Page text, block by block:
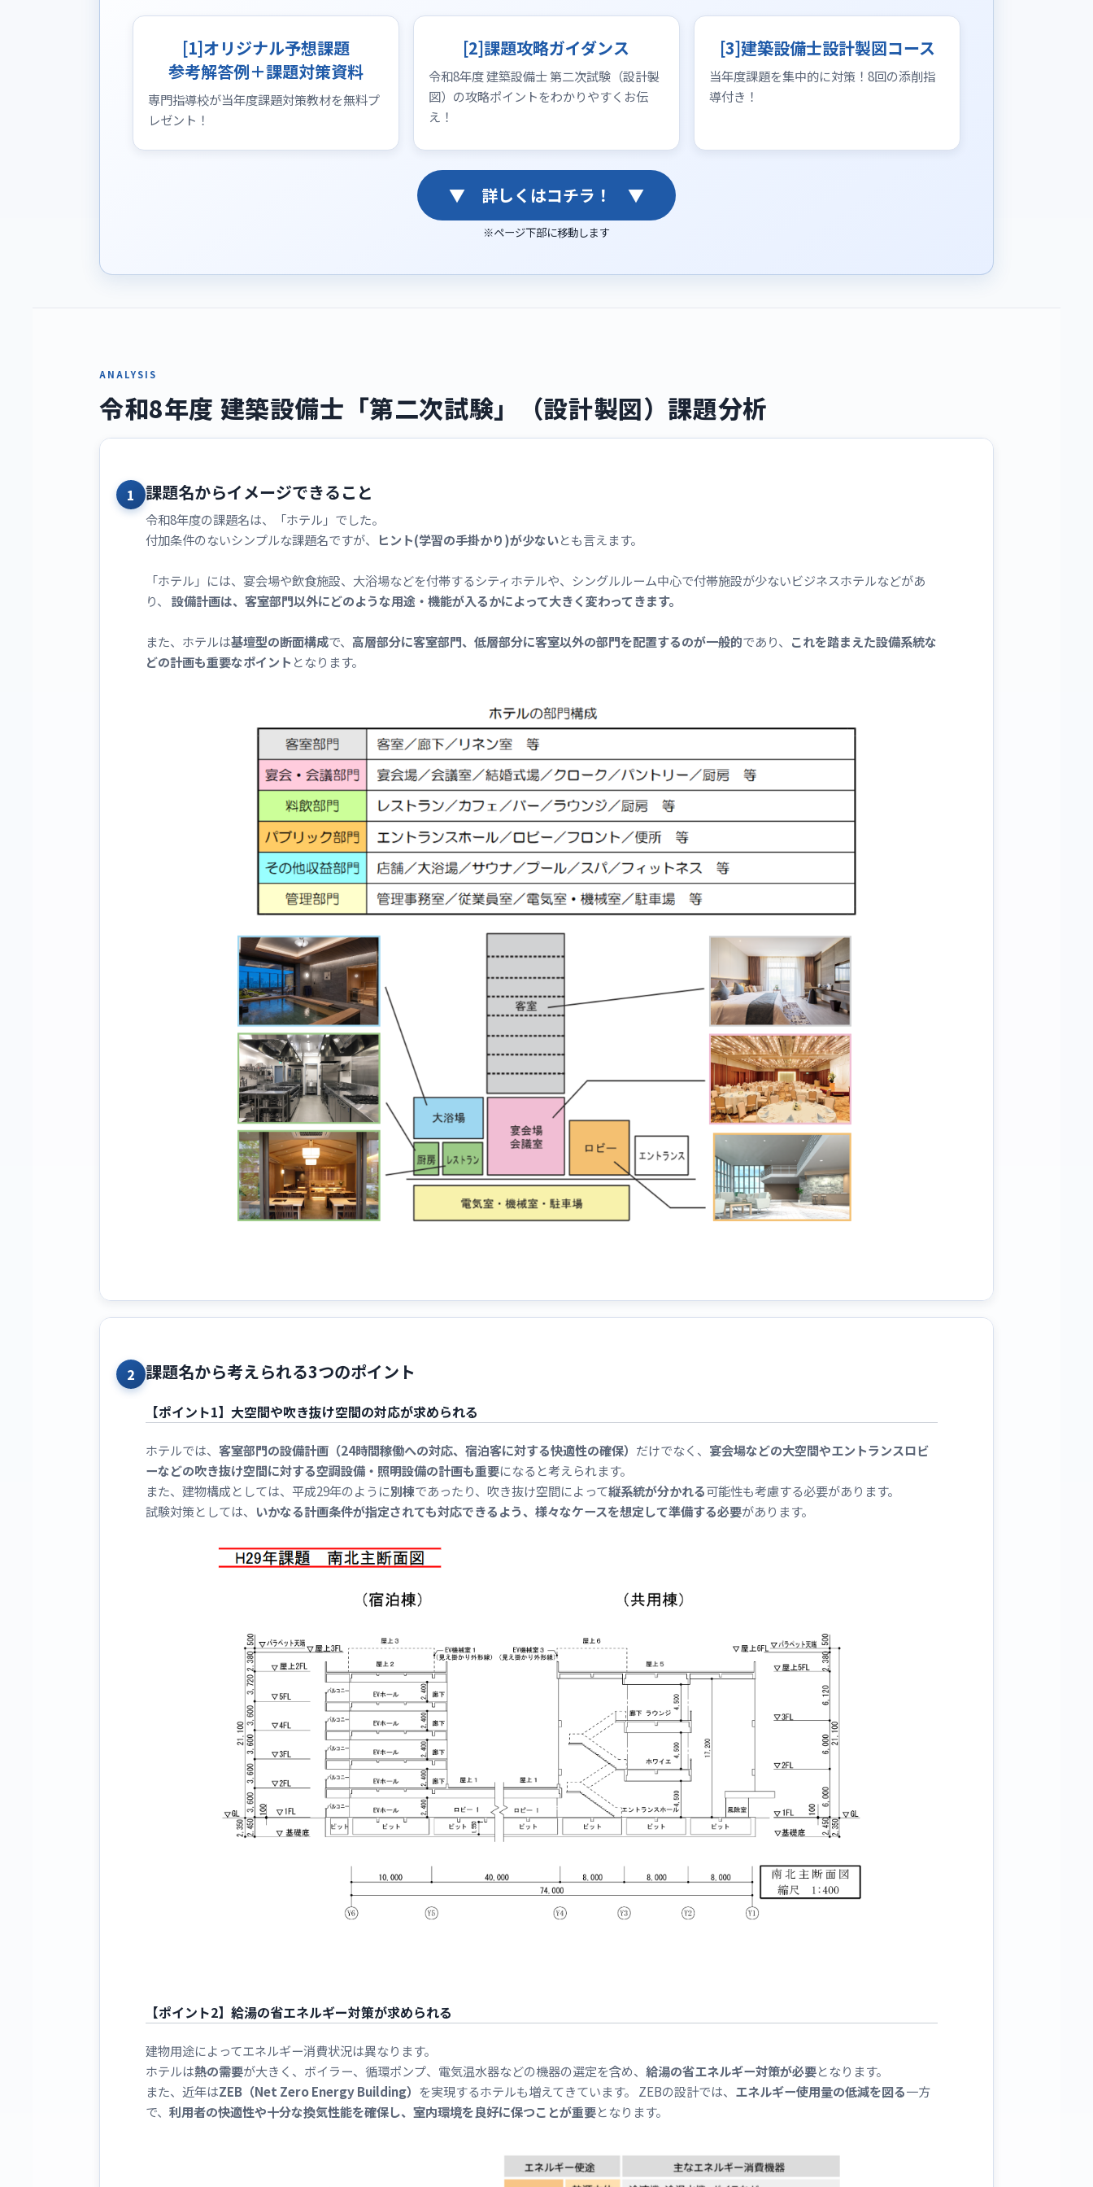
[1]オリジナル予想課題
参考解答例＋課題対策資料
専門指導校が当年度課題対策教材を無料プ
レゼント！
[2]課題攻略ガイダンス
令和8年度 建築設備士 第二次試験（設計製
図）の攻略ポイントをわかりやすくお伝
え！
[3]建築設備士設計製図コース
当年度課題を集中的に対策！8回の添削指
導付き！
▼ 詳しくはコチラ！ ▼
※ページ下部に移動します
ANALYSIS
令和8年度 建築設備士「第二次試験」（設計製図）課題分析
1 課題名からイメージできること
令和8年度の課題名は、「ホテル」でした。
付加条件のないシンプルな課題名ですが、
ヒント(学習の手掛かり)が少ないとも言えます。
「ホテル」には、宴会場や飲食施設、大浴場などを付帯するシティホテルや、シングルルーム中心で付帯施設が少ないビジネスホテルなどがあ
り、 設備計画は、客室部門以外にどのような用途・機能が入るかによって大きく変わってきます。
また、ホテルは基壇型の断面構成で、 高層部分に客室部門、低層部分に客室以外の部門を配置するのが一般的であり、 これを踏まえた設備系統な
どの計画も重要なポイント となります。
2 課題名から考えられる3つのポイント
【ポイント1】大空間や吹き抜け空間の対応が求められる
ホテルでは、 客室部門の設備計画（24時間稼働への対応、宿泊客に対する快適性の確保） だけでなく、 宴会場などの大空間やエントランスロビ
ーなどの吹き抜け空間に対する空調設備・照明設備の計画も重要になると考えられます。
また、建物構成としては、平成29年のように別棟であったり、吹き抜け空間によって縦系統が分かれる可能性も考慮する必要があります。
試験対策としては、 いかなる計画条件が指定されても対応できるよう、様々なケースを想定して準備する必要があります。
【ポイント2】給湯の省エネルギー対策が求められる
建物用途によってエネルギー消費状況は異なります。
ホテルは熱の需要が大きく、ボイラー、循環ポンプ、電気温水器などの機器の選定を含め、 給湯の省エネルギー対策が必要となります。
また、近年はZEB（Net Zero Energy Building） を実現するホテルも増えてきています。 ZEBの設計では、 エネルギー使用量の低減を図る一方
で、 利用者の快適性や十分な換気性能を確保し、室内環境を良好に保つことが重要となります。